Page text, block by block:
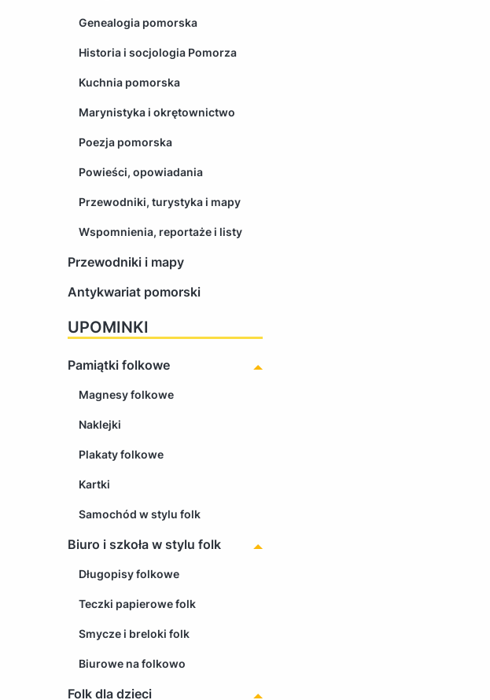
Genealogia pomorska
Historia i socjologia Pomorza
Kuchnia pomorska
Marynistyka i okrętownictwo
Poezja pomorska
Powieści, opowiadania
Przewodniki, turystyka i mapy
Wspomnienia, reportaże i listy
Przewodniki i mapy
Antykwariat pomorski
UPOMINKI
Pamiątki folkowe
Magnesy folkowe
Naklejki
Plakaty folkowe
Kartki
Samochód w stylu folk
Biuro i szkoła w stylu folk
Długopisy folkowe
Teczki papierowe folk
Smycze i breloki folk
Biurowe na folkowo
Folk dla dzieci